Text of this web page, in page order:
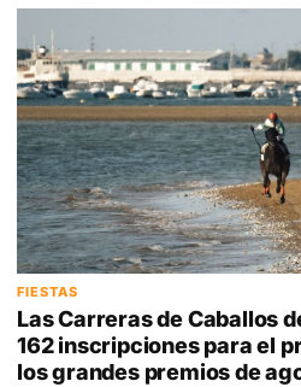
FIESTAS
Las Carreras de Caballos
162 inscripciones para el
los grandes premios de